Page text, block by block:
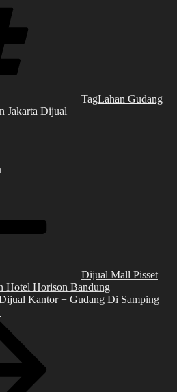
TagLahan Gudang
Jakarta Dijual
Dijual Mall Pisset
Hotel Horison Bandung
Kantor + Gudang Di Samping